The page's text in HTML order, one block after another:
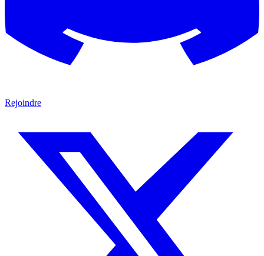
Rejoindre